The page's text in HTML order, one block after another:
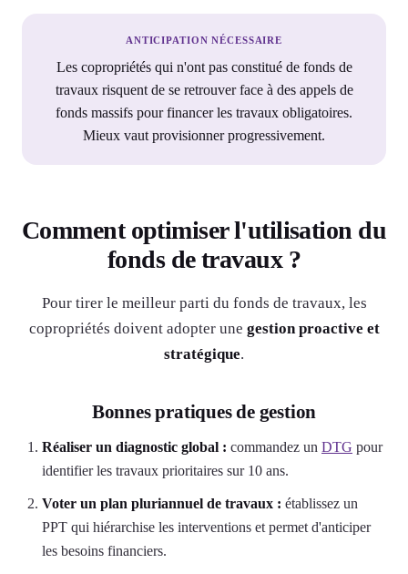
ANTICIPATION NÉCESSAIRE
Les copropriétés qui n'ont pas constitué de fonds de
travaux risquent de se retrouver face à des appels de
fonds massifs pour financer les travaux obligatoires.
Mieux vaut provisionner progressivement.
Comment optimiser l'utilisation du
fonds de travaux ?
Pour tirer le meilleur parti du fonds de travaux, les
copropriétés doivent adopter une gestion proactive et
stratégique.
Bonnes pratiques de gestion
Réaliser un diagnostic global : commandez un DTG pour
identifier les travaux prioritaires sur 10 ans.
Voter un plan pluriannuel de travaux : établissez un
PPT qui hiérarchise les interventions et permet d'anticiper
les besoins financiers.